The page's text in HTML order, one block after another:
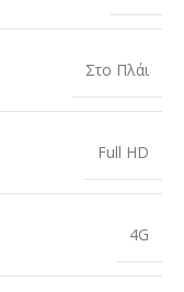
Στο Πλάι
Full HD
4G